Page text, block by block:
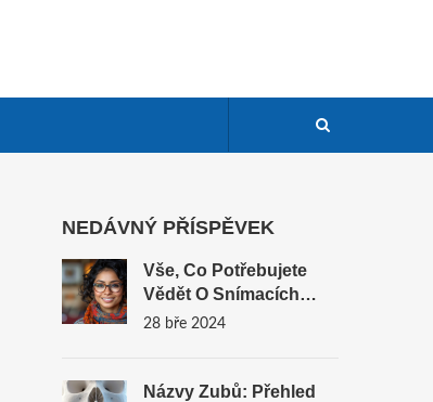
NEDÁVNÝ PŘÍSPĚVEK
Vše, Co Potřebujete
Vědět O Snímacích
Rovnátkách: Kompletní
28 bře 2024
Názvy Zubů: Přehled